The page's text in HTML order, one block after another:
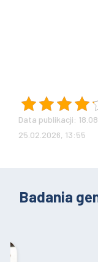
Data publikacji:
25.02.2026, 13:55
Badania